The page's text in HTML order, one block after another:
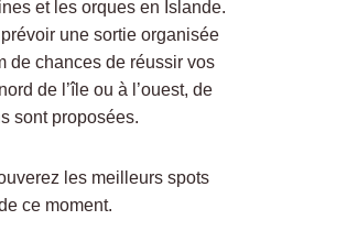
et les orques en Islande.
une sortie organisée
de chances de réussir vos
de l’île ou à l’ouest, de
sont proposées.
les meilleurs spots
ce moment.